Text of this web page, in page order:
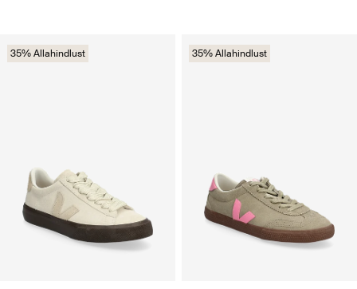
35% Allahindlust 35% Allahindlust